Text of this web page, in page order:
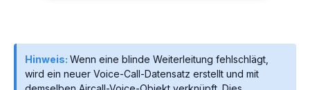
Hinweis: Wenn eine blinde Weiterleitung fehlschlägt,
wird ein neuer Voice-Call-Datensatz erstellt und mit